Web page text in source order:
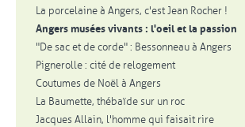
La porcelaine à Angers, c'est Jean Rocher !
Angers musées vivants : l'oeil et la passion
"De sac et de corde" : Bessonneau à Angers
Pignerolle : cité de relogement
Coutumes de Noël à Angers
La Baumette, thébaïde sur un roc
Jacques Allain, l'homme qui faisait rire